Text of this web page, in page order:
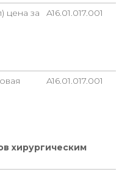
цена за
A16.01.017.001
A16.01.017.001
хирургическим